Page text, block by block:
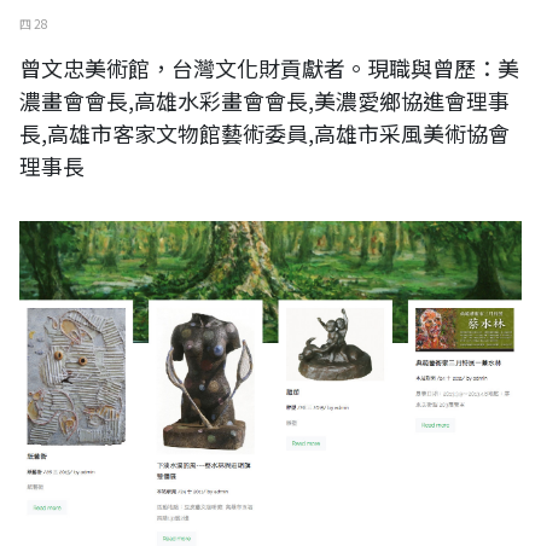
四 28
曾文忠美術館，台灣文化財貢獻者。現職與曾歷：美
濃畫會會長,高雄水彩畫會會長,美濃愛鄉協進會理事
長,高雄市客家文物館藝術委員,高雄市采風美術協會
理事長